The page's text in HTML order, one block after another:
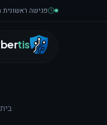
פגישה ראשונית תוך 48 שעות · אירוע
tis
בית